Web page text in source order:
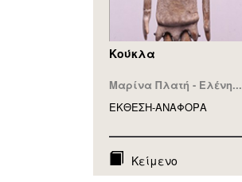
Κούκλα
Μαρίνα Πλατή - Ελένη...
ΕΚΘΕΣΗ-ΑΝΑΦΟΡA
Κείμενο